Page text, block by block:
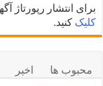
برای انتشار
کلیک کنید.
محبوب ها اخیر